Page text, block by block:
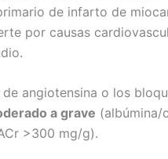
de infarto de
por causas
angiotensina o los
a grave (albúmina/
>300 mg/g).